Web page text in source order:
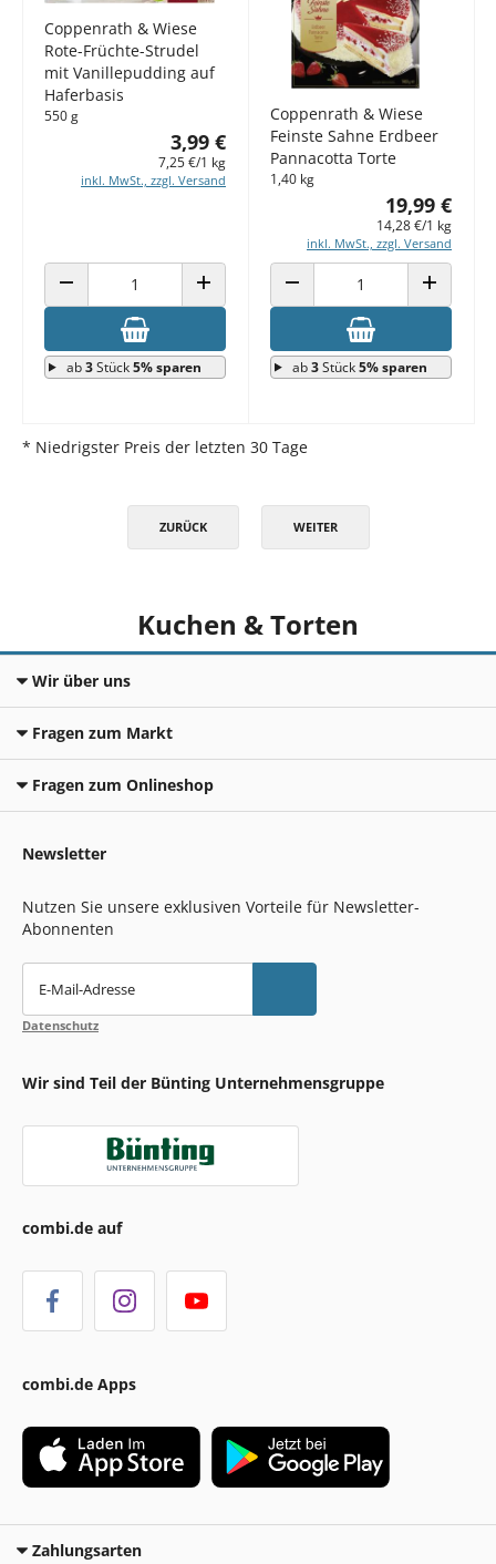
Coppenrath & Wiese
Rote-Früchte-Strudel
mit Vanillepudding auf
Haferbasis
550 g
3,99 €
7,25 €/1 kg
inkl. MwSt., zzgl. Versand
ANZAHL VERRINGERN ANZAHL ERHÖHEN
ab3Stück5% sparen
Coppenrath & Wiese
Feinste Sahne Erdbeer
Pannacotta Torte
1,40 kg
19,99 €
14,28 €/1 kg
inkl. MwSt., zzgl. Versand
ANZAHL VERRINGERN ANZAHL
ab3Stück5% sparen
* Niedrigster Preis der letzten 30 Tage
ZURÜCK WEITER
Kuchen & Torten
Wir über uns
Fragen zum Markt
Fragen zum Onlineshop
Newsletter
Nutzen Sie unsere exklusiven Vorteile für Newsletter-
Abonnenten
E-Mail-Adresse
Datenschutz
Wir sind Teil der Bünting Unternehmensgruppe
combi.de auf
combi.de Apps
Zahlungsarten